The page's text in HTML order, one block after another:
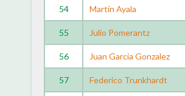
54 Martín Ayala
55 Julio Pomerantz
56 Juan Garcia Gonzalez
57 Federico Trunkhardt